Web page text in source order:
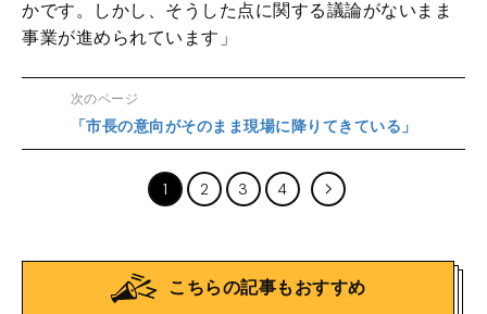
かです。しかし、そうした点に関する議論がないまま
事業が進められています」
次のページ
「市長の意向がそのまま現場に降りてきている」
1 2 3 4
こちらの記事もおすすめ